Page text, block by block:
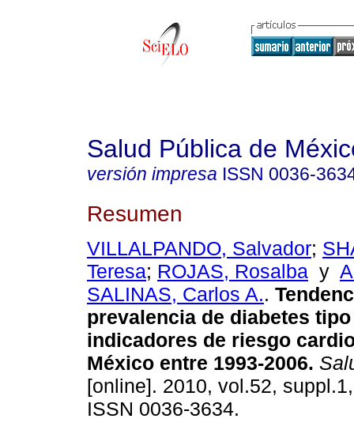
Salud Pública de
versión impresa ISSN 0036-
Resumen
VILLALPANDO, Salvador;
Teresa; ROJAS, Rosalba y
SALINAS, Carlos A..
prevalencia de diabetes
indicadores de riesgo
México entre 1993-2006.
[online]. 2010, vol.52,
ISSN 0036-3634.